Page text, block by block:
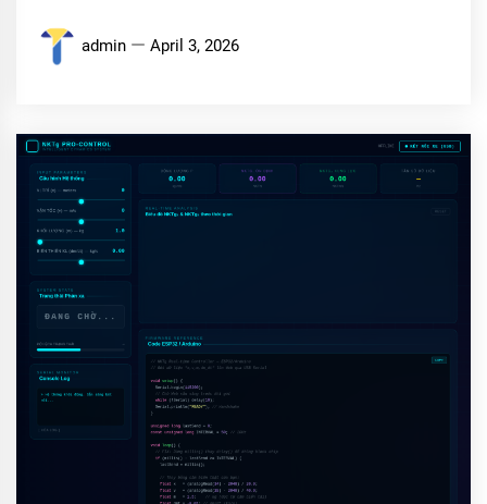
admin April 3, 2026